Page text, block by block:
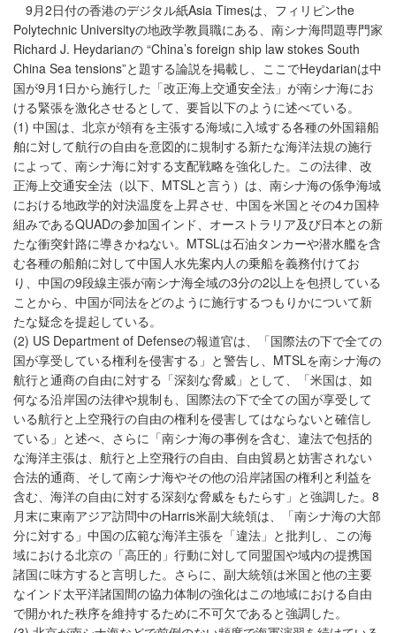
9月2日付の香港のデジタル紙Asia Timesは、フィリピンthe
Polytechnic Universityの地政学教員職にある、南シナ海問題専門家
Richard J. Heydarianの “China’s foreign ship law stokes South
China Sea tensions”と題する論説を掲載し、ここでHeydarianは中
国が9月1日から施行した「改正海上交通安全法」が南シナ海にお
ける緊張を激化させるとして、要旨以下のように述べている。
(1) 中国は、北京が領有を主張する海域に入域する各種の外国籍船
舶に対して航行の自由を意図的に規制する新たな海洋法規の施行
によって、南シナ海に対する支配戦略を強化した。この法律、改
正海上交通安全法（以下、MTSLと言う）は、南シナ海の係争海域
における地政学的対決温度を上昇させ、中国を米国とその4カ国枠
組みであるQUADの参加国インド、オーストラリア及び日本との新
たな衝突針路に導きかねない。MTSLは石油タンカーや潜水艦を含
む各種の船舶に対して中国人水先案内人の乗船を義務付けてお
り、中国の9段線主張が南シナ海全域の3分の2以上を包摂している
ことから、中国が同法をどのように施行するつもりかについて新
たな疑念を提起している。
(2) US Department of Defenseの報道官は、「国際法の下で全ての
国が享受している権利を侵害する」と警告し、MTSLを南シナ海の
航行と通商の自由に対する「深刻な脅威」として、「米国は、如
何なる沿岸国の法律や規制も、国際法の下で全ての国が享受して
いる航行と上空飛行の自由の権利を侵害してはならないと確信し
ている」と述べ、さらに「南シナ海の事例を含む、違法で包括的
な海洋主張は、航行と上空飛行の自由、自由貿易と妨害されない
合法的通商、そして南シナ海やその他の沿岸諸国の権利と利益を
含む、海洋の自由に対する深刻な脅威をもたらす」と強調した。8
月末に東南アジア訪問中のHarris米副大統領は、「南シナ海の大部
分に対する」中国の広範な海洋主張を「違法」と批判し、この海
域における北京の「高圧的」行動に対して同盟国や域内の提携国
諸国に味方すると言明した。さらに、副大統領は米国と他の主要
なインド太平洋諸国間の協力体制の強化はこの地域における自由
で開かれた秩序を維持するために不可欠であると強調した。